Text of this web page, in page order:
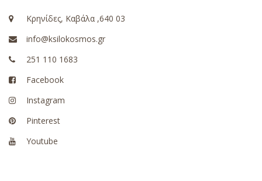
Κρηνίδες, Καβάλα ,640 03
info@ksilokosmos.gr
251 110 1683
Facebook
Instagram
Pinterest
Youtube